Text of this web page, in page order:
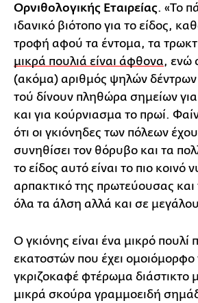
Ορνιθολογικής Εταιρείας. «Το
ιδανικό βιότοπο για το είδος,
τροφή αφού τα έντομα, τα
μικρά πουλιά είναι άφθονα, ενώ
(ακόμα) αριθμός ψηλών
τού δίνουν πληθώρα σημείων
και για κούρνιασμα το πρωί.
ότι οι γκιόνηδες των πόλεων
συνηθίσει τον θόρυβο και τα
το είδος αυτό είναι το πιο κοινό
αρπακτικό της πρωτεύουσας
όλα τα άλση αλλά και σε
Ο γκιόνης είναι ένα μικρό πουλί
εκατοστών που έχει ομοιόμορφο
γκριζοκαφέ φτέρωμα διάστικτο
μικρά σκούρα γραμμοειδή